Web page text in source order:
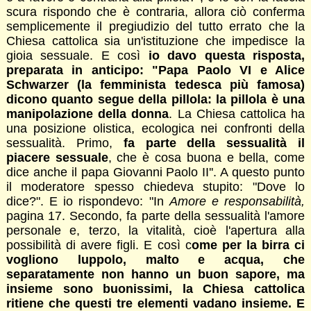
scura rispondo che è contraria, allora ciò conferma
semplicemente il pregiudizio del tutto errato che la
Chiesa cattolica sia un'istituzione che impedisce la
gioia sessuale. E così io davo questa risposta,
preparata in anticipo: "Papa Paolo VI e Alice
Schwarzer (la femminista tedesca più famosa)
dicono quanto segue della pillola: la pillola è una
manipolazione della donna. La Chiesa cattolica ha
una posizione olistica, ecologica nei confronti della
sessualità. Primo, fa parte della sessualità il
piacere sessuale, che è cosa buona e bella, come
dice anche il papa Giovanni Paolo II''. A questo punto
il moderatore spesso chiedeva stupito: "Dove lo
dice?". E io rispondevo: "In Amore e responsabilità,
pagina 17. Secondo, fa parte della sessualità l'amore
personale e, terzo, la vitalità, cioè l'apertura alla
possibilità di avere figli. E così come per la birra ci
vogliono luppolo, malto e acqua, che
separatamente non hanno un buon sapore, ma
insieme sono buonissimi, la Chiesa cattolica
ritiene che questi tre elementi vadano insieme. E